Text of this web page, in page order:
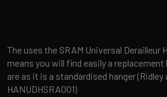
The uses the SRAM Universal Derailleur
means you will find easily a replacement
are as it is a standardised hanger
HANUDHSRA001)